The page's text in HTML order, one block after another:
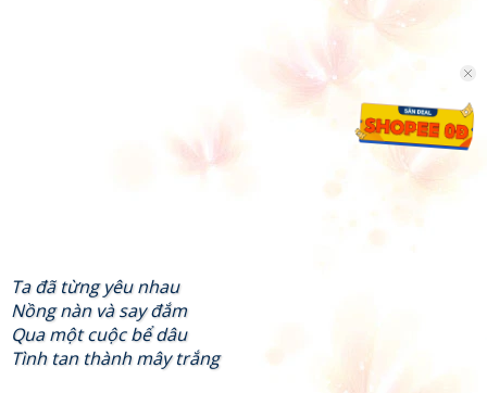
Ta đã từng yêu nhau
Nồng nàn và say đắm
Qua một cuộc bể dâu
Tình tan thành mây trắng